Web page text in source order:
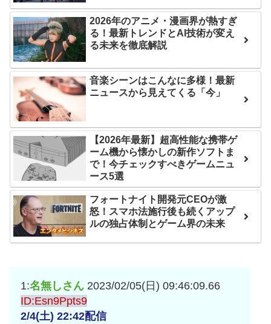
日本が北朝鮮に辛勝し二
次予選3連勝も、海外ファン
は采配に辛辣「おそろしい
内容の後半」「今日の森保
はチキン」
七ツ森りり ご令嬢と召使
いの禁断の恋…1日だけ許さ
れた夫婦としての時間をひ
たすら愛し合う。
Powered by livedoor 相
互RSS
海外「日本よ、お前がナ
ンバーワンだ」 熊本地震直
後の日本の対応のスピード
【第7話予告】水10ドラ
マ『ラムネモンキー』 トレ
2/25(水)
36歳の彼女と結婚したい
のに、家族が猛反対。家族
び出した… 他
「本気で潰しにきてる」
Powered by livedoor 相
2026年のアニメ・漫画界が熱すぎ
る！最新トレンドとAI技術が変え
る未来を徹底解説
音楽シーンはこんなに多様！最新
ニュースから見えてくる「今」
【2026年最新】超高性能な携帯ゲ
ーム機から懐かしの新作ソフトま
で！今チェックすべきゲームニュ
ース5選
フォートナイト開発元CEOが激
怒！スマホ法施行後も続くアップ
ルの独占体制とゲーム界の未来
1:名無しさん 2023/02/05(日) 09:46:09.66
ID:Esn9Ppts9
2/4(土) 22:42配信